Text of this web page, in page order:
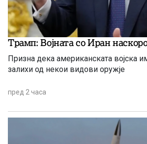
Трамп: Војната со Иран
Призна дека американската војска
залихи од некои видови оружје
пред 2 часа